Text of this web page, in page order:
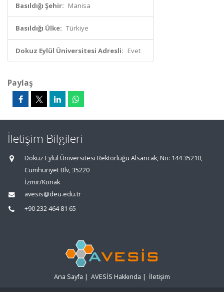
Basıldığı Şehir: Manisa
Basıldığı Ülke: Türkiye
Dokuz Eylül Üniversitesi Adresli: Evet
Paylaş
İletişim Bilgileri
Dokuz Eylül Üniversitesi Rektörlüğü Alsancak, No: 144 35210,
Cumhuriyet Blv, 35220
İzmir/Konak
avesis@deu.edu.tr
+90 232 464 81 65
Ana Sayfa | AVESİS Hakkında | İletişim